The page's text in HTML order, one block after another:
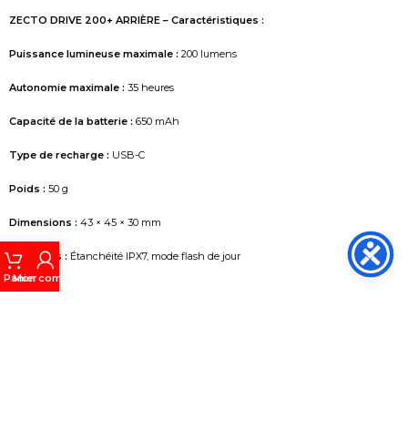
ZECTO DRIVE 200+ ARRIÈRE – Caractéristiques :
Puissance lumineuse maximale : 200 lumens
Autonomie maximale : 35 heures
Capacité de la batterie : 650 mAh
Type de recharge : USB-C
Poids : 50 g
Dimensions : 43 × 45 × 30 mm
Fonctions : Étanchéité IPX7, mode flash de jour
Panier
Mon compte